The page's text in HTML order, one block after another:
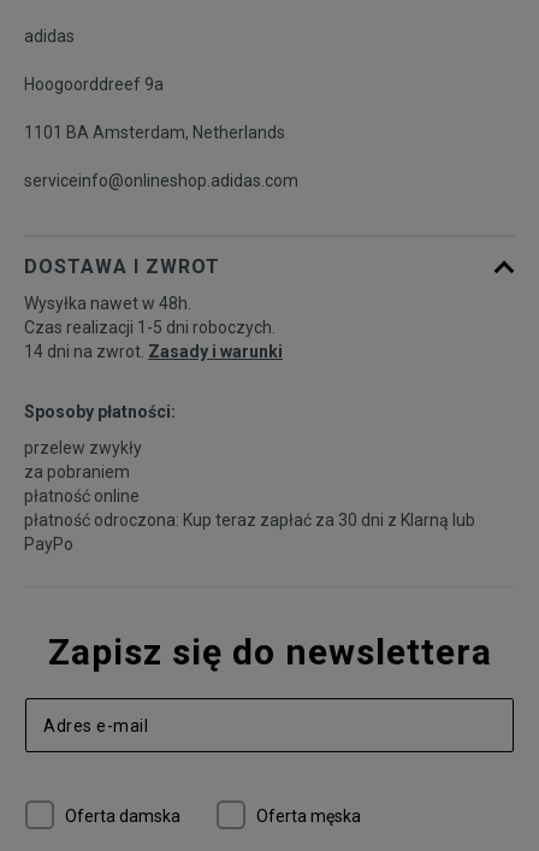
adidas
Hoogoorddreef 9a
1101 BA Amsterdam, Netherlands
serviceinfo@onlineshop.adidas.com
DOSTAWA I ZWROT
Wysyłka nawet w 48h.
Czas realizacji 1-5 dni roboczych.
14 dni na zwrot. Zasady i warunki
Sposoby płatności:
przelew zwykły
za pobraniem
płatność online
płatność odroczona: Kup teraz zapłać za 30 dni z Klarną lub
PayPo
Zapisz się do newslettera
Oferta damska Oferta męska